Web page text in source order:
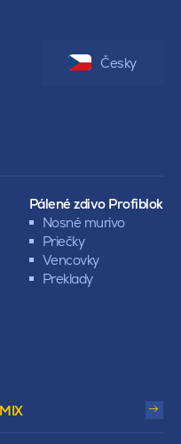
Pálené zdivo Profiblok
Nosné murivo
Priečky
Vencovky
Preklady
Česky